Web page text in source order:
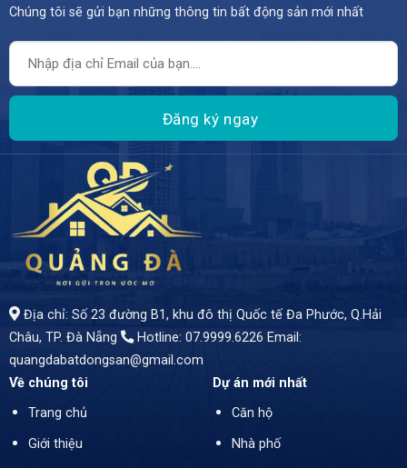
Chúng tôi sẽ gửi bạn những thông tin bất động sản mới nhất
Địa chỉ: Số 23 đường B1, khu đô thị Quốc tế Đa Phước, Q.Hải
Châu, TP. Đà Nẵng
Hotline: 07.9999.6226 Email:
quangdabatdongsan@gmail.com
Về chúng tôi
Trang chủ
Giới thiệu
Dự án mới nhất
Căn hộ
Nhà phố